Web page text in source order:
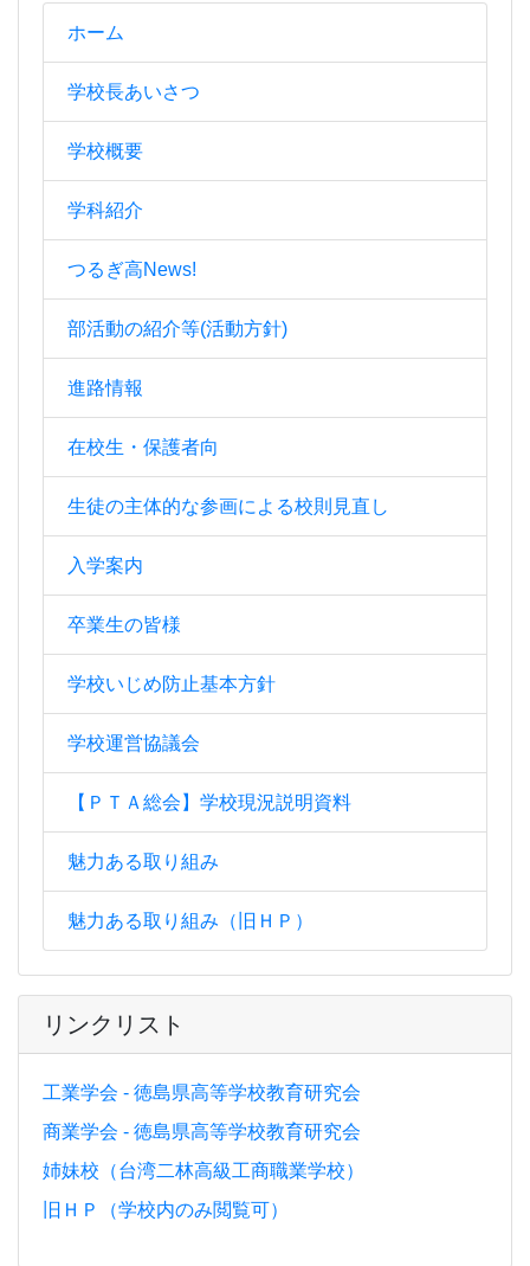
ホーム
学校長あいさつ
学校概要
学科紹介
つるぎ高News!
部活動の紹介等(活動方針)
進路情報
在校生・保護者向
生徒の主体的な参画による校則見直し
入学案内
卒業生の皆様
学校いじめ防止基本方針
学校運営協議会
【ＰＴＡ総会】学校現況説明資料
魅力ある取り組み
魅力ある取り組み（旧ＨＰ）
リンクリスト
工業学会 - 徳島県高等学校教育研究会
商業学会 - 徳島県高等学校教育研究会
姉妹校（台湾二林高級工商職業学校）
旧ＨＰ（学校内のみ閲覧可）